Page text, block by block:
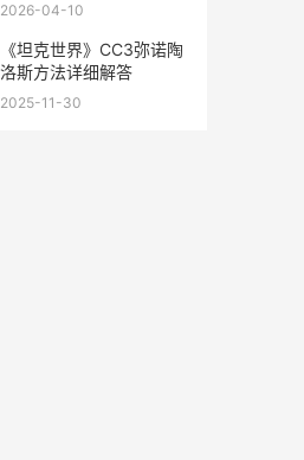
2026-04-10
《坦克世界》CC3弥诺陶
洛斯方法详细解答
2025-11-30